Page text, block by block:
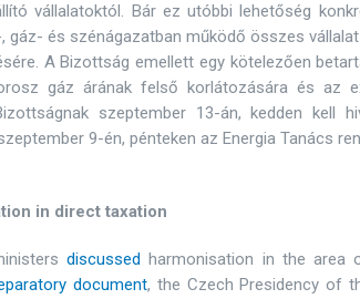
vállalatoktól. Bár ez utóbbi lehetőség
gáz- és szénágazatban működő összes
A Bizottság emellett egy kötelezően
gáz árának felső korlátozására és az
szeptember 13-án, kedden kell
9-én, pénteken az Energia Tanács
in direct taxation
discussed harmonisation in the area
document, the Czech Presidency of